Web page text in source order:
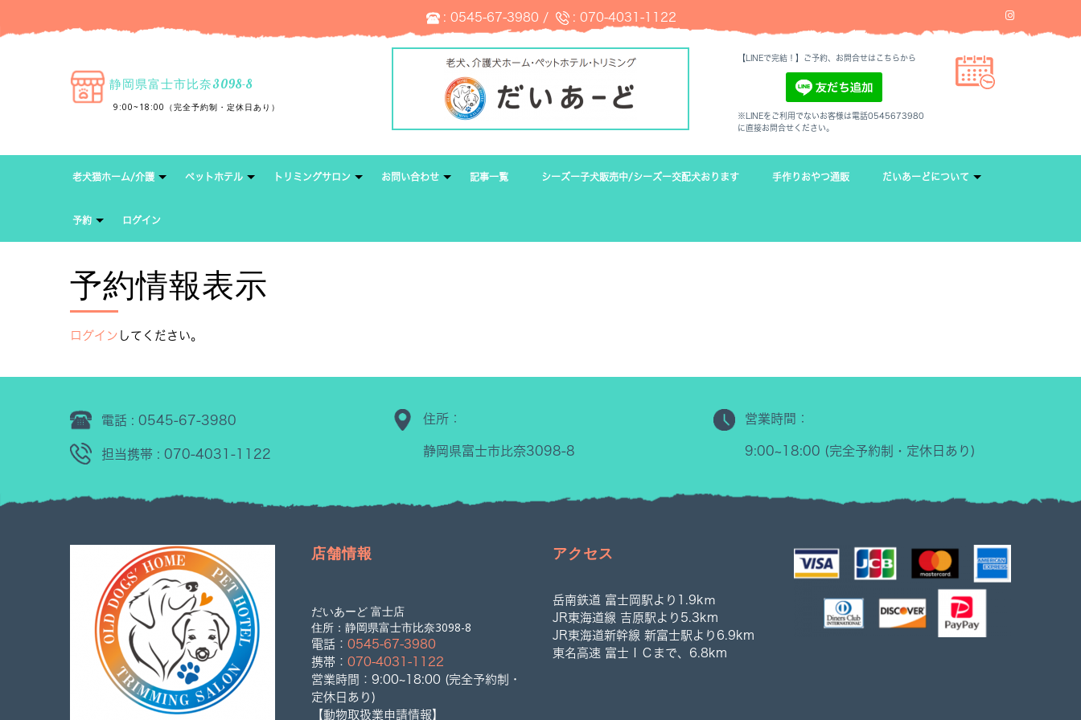
: 0545-67-3980 / : 070-4031-1122
静岡県富士市比奈3098-8
9:00~18:00（完全予約制・定休日あり）
【LINEで完結！】ご予約、お問合せはこちらから
※LINEをご利用でないお客様は電話0545673980
に直接お問合せください。
老犬猫ホーム/介護 ペットホテル トリミングサロン お問い合わせ 記事一覧 シーズー子犬販売中/シーズー交配犬おります 手作りおやつ通販 だいあーどについて
予約 ログイン
予約情報表示
ログイン してください。
電話 : 0545-67-3980
担当携帯 : 070-4031-1122
住所：
静岡県富士市比奈3098-8
営業時間：
9:00~18:00 (完全予約制・定休日あり)
店舗情報
だいあーど 富士店
住所：静岡県富士市比奈3098-8
電話： 0545-67-3980
携帯： 070-4031-1122
営業時間：9:00~18:00 (完全予約制・
定休日あり)
【動物取扱業申請情報】
アクセス
岳南鉄道 富士岡駅より1.9kｍ
JR東海道線 吉原駅より5.3km
JR東海道新幹線 新富士駅より6.9km
東名高速 富士ＩＣまで、6.8km